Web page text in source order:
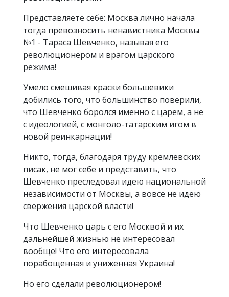
Представляете себе: Москва лично начала
тогда превозносить ненавистника Москвы
№1 - Тараса Шевченко, называя его
революционером и врагом царского
режима!
Умело смешивая краски большевики
добились того, что большинство поверили,
что Шевченко боролся именно с царем, а не
с идеологией, с монголо-татарским игом в
новой реинкарнации!
Никто, тогда, благодаря труду кремлевских
писак, не мог себе и представить, что
Шевченко преследовал идею национальной
независимости от Москвы, а вовсе не идею
свержения царской власти!
Что Шевченко царь с его Москвой и их
дальнейшей жизнью не интересовал
вообще! Что его интересовала
порабощенная и униженная Украина!
Но его сделали революционером!